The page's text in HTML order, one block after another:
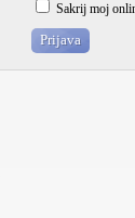
Sakrij moj